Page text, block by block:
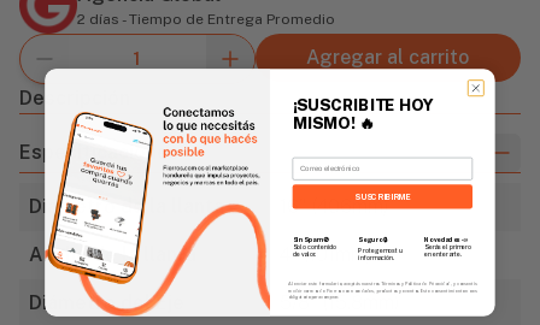
2 días - Tiempo de Entrega Promedio
Agregar al carrito
Descripción
Especificaciones
Diámetro de la llanta 16" (406mm)
Ancho de la llanta 4" (101mm)
Diámetro del Eje 5/8" (15.8mm)
¡SUSCRIBITE HOY
MISMO! 🔥
Email
SUSCRIBIRME
Sin Spam 🚫
Solo contenido
de valor.
Seguro 🔒
Protegemos tu
información.
Novedades📣
Serás el primero
en enterarte.
Al enviar este formulario, aceptás nuestros Términos y Política de Privacidad, y consentís
recibir correos de Fierros con novedades, productos y eventos. Este consentimiento no es
obligatorio para comprar.